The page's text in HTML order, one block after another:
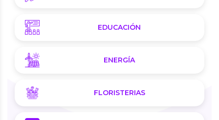
EDUCACIÓN
ENERGÍA
FLORISTERIAS